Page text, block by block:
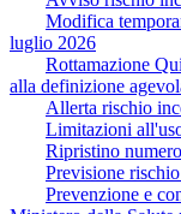
Modifica
luglio 2026
Rottamazione
alla definizione
Allerta rischio
Limitazioni
Ripristino
Previsione
Prevenzione e